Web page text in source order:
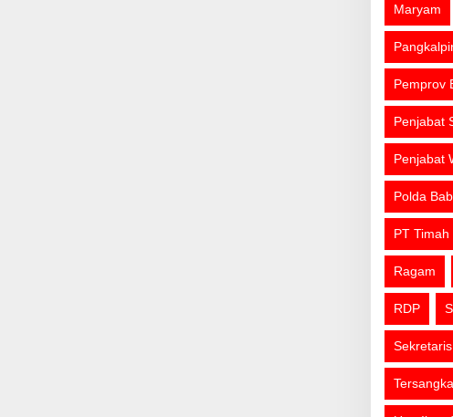
Maryam
Pemprov
Penjabat
Penjabat
Polda
PT Timah
Ragam
RDP
Tersangka